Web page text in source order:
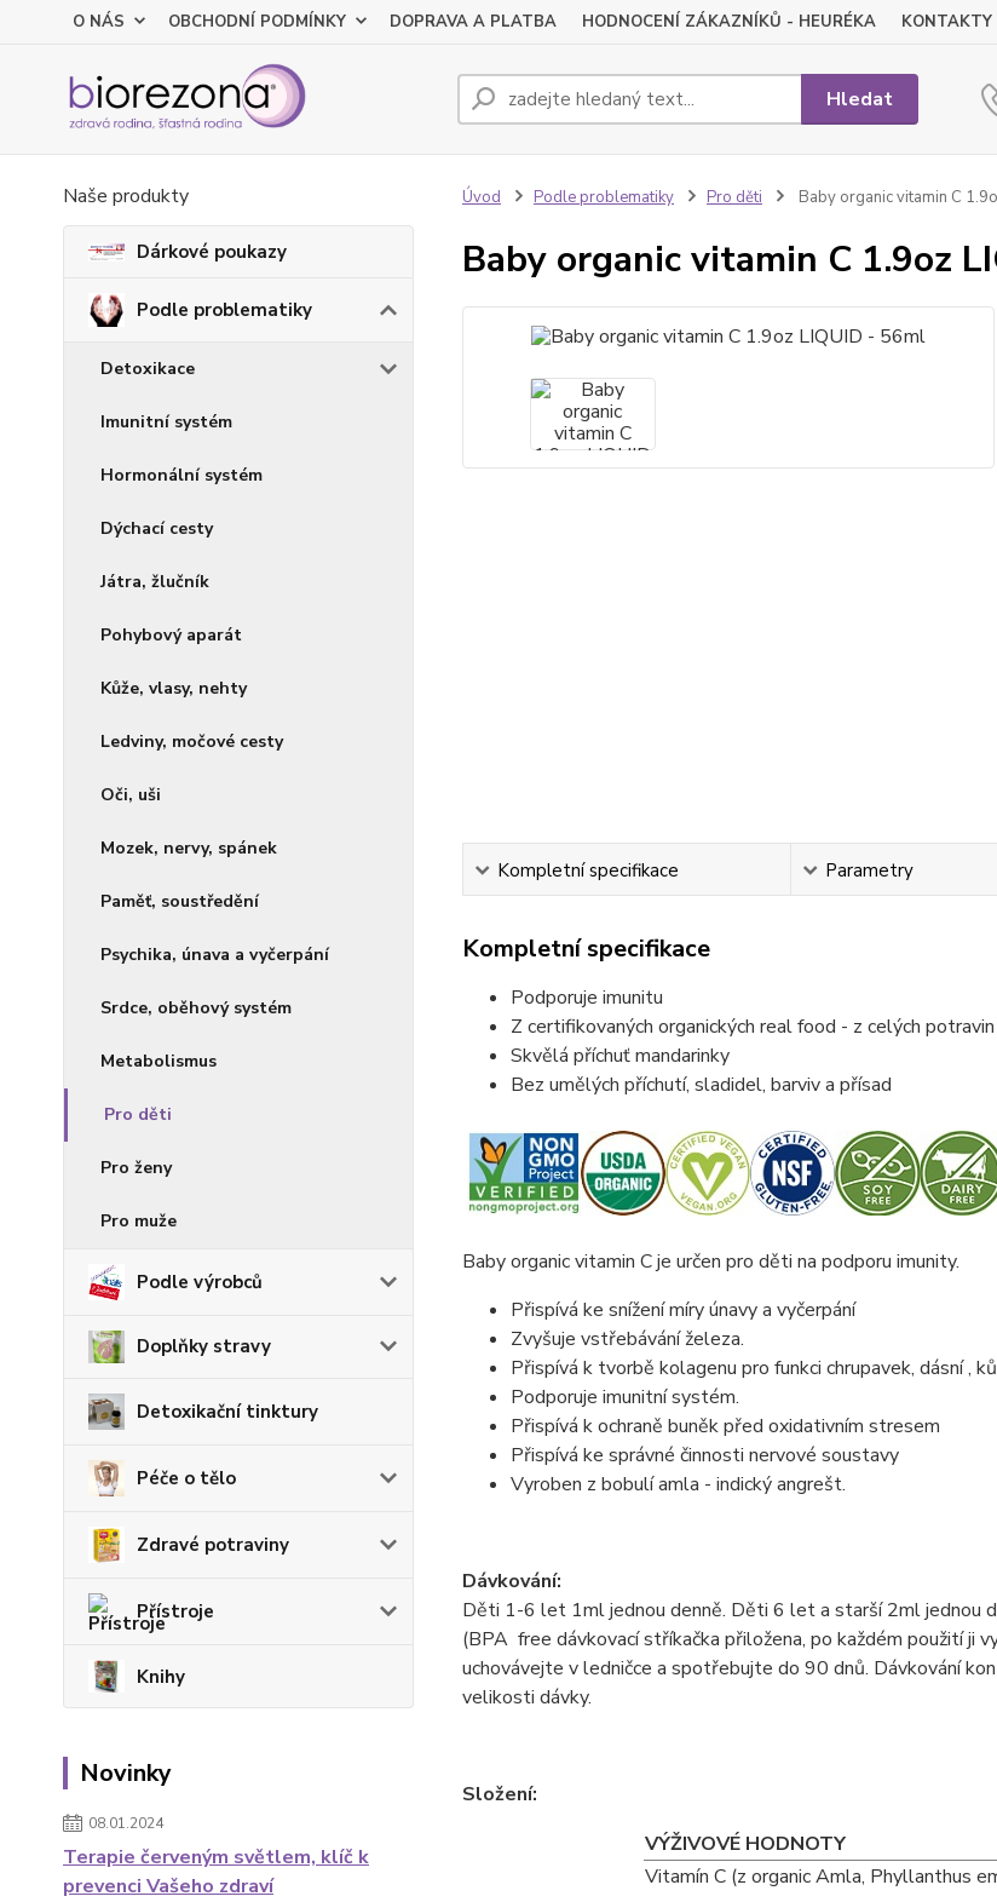
O NÁS OBCHODNÍ PODMÍNKY DOPRAVA A PLATBA HODNOCENÍ ZÁKAZNÍKŮ - HEURÉKA KONTAKTY
Hledat
Naše produkty
Dárkové poukazy
Podle problematiky
Detoxikace
Imunitní systém
Hormonální systém
Dýchací cesty
Játra, žlučník
Pohybový aparát
Kůže, vlasy, nehty
Ledviny, močové cesty
Oči, uši
Mozek, nervy, spánek
Paměť, soustředění
Psychika, únava a vyčerpání
Srdce, oběhový systém
Metabolismus
Pro děti
Pro ženy
Pro muže
Podle výrobců
Doplňky stravy
Detoxikační tinktury
Péče o tělo
Zdravé potraviny
Přístroje
Knihy
Novinky
08.01.2024
Terapie červeným světlem, klíč k
prevenci Vašeho zdraví
Úvod Podle problematiky Pro děti Baby organic vitamin C
Baby organic vitamin C 1.9oz
Kompletní specifikace Parametry
Kompletní specifikace
Podporuje imunitu
Z certifikovaných organických real food - z celých potravin
Skvělá příchuť mandarinky
Bez umělých příchutí, sladidel, barviv a přísad
Baby organic vitamin C je určen pro děti na podporu imunity.
Přispívá ke snížení míry únavy a vyčerpání
Zvyšuje vstřebávání železa.
Přispívá k tvorbě kolagenu pro funkci chrupavek, dásní ,
Podporuje imunitní systém.
Přispívá k ochraně buněk před oxidativním stresem
Přispívá ke správné činnosti nervové soustavy
Vyroben z bobulí amla - indický angrešt.
Dávkování:
Děti 1-6 let 1ml jednou denně. Děti 6 let a starší 2ml jednou
(BPA free dávkovací stříkačka přiložena, po každém použití ji
uchovávejte v ledničce a spotřebujte do 90 dnů. Dávkování
velikosti dávky.
Složení:
VÝŽIVOVÉ HODNOTY
Vitamín C (z organic Amla, Phyllanthus